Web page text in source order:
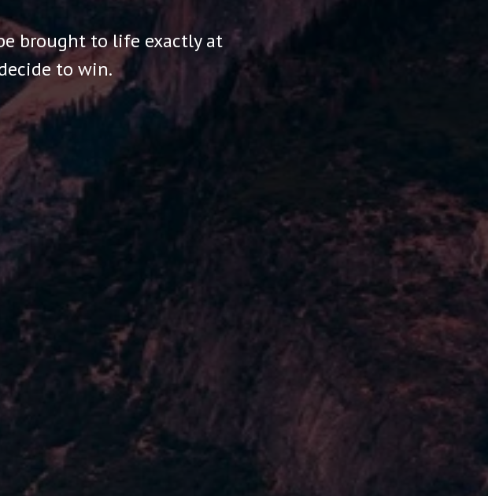
brought to life exactly at
to win.